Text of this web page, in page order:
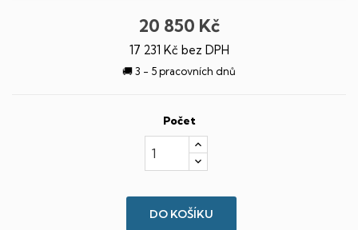
20 850 Kč
17 231 Kč bez DPH
🚚 3 - 5 pracovních dnů
Počet
DO KOŠÍKU